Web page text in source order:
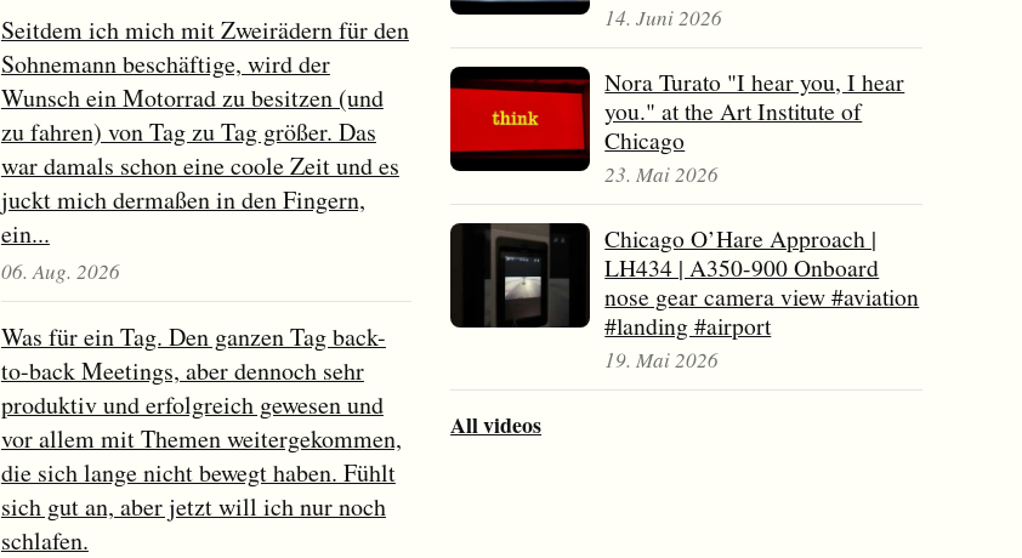
Seitdem ich mich mit Zweirädern für den
Sohnemann beschäftige, wird der
Wunsch ein Motorrad zu besitzen (und
zu fahren) von Tag zu Tag größer. Das
war damals schon eine coole Zeit und es
juckt mich dermaßen in den Fingern,
ein...
06. Aug. 2026
Was für ein Tag. Den ganzen Tag back-
to-back Meetings, aber dennoch sehr
produktiv und erfolgreich gewesen und
vor allem mit Themen weitergekommen,
die sich lange nicht bewegt haben. Fühlt
sich gut an, aber jetzt will ich nur noch
schlafen.
14. Juni 2026
Nora Turato "I hear you, I hear
you." at the Art Institute of
Chicago
23. Mai 2026
Chicago O’Hare Approach |
LH434 | A350-900 Onboard
nose gear camera view #aviation
#landing #airport
19. Mai 2026
All videos